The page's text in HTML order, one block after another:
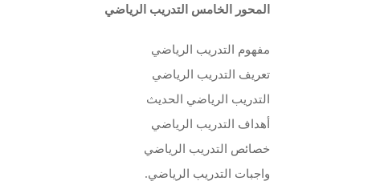
المحور الخامس التدريب الرياضي
مفهوم التدريب الرياضي
تعريف التدريب الرياضي
التدريب الرياضي الحديث
أهداف التدريب الرياضي
خصائص التدريب الرياضي
واجبات التدريب الرياضي.